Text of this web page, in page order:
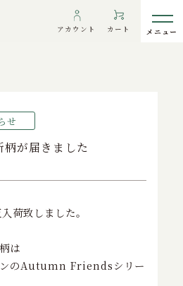
アカウント カート
たちについて
ォメーション
ャラリー
外の方へ
利用ガイド
から新柄が届きました
せ
が届きました
致しました。
は
のAutumn Friendsシリー